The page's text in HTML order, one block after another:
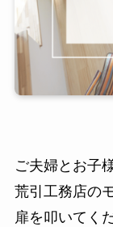
ご夫婦とお子
荒引工務店の
扉を叩いてく